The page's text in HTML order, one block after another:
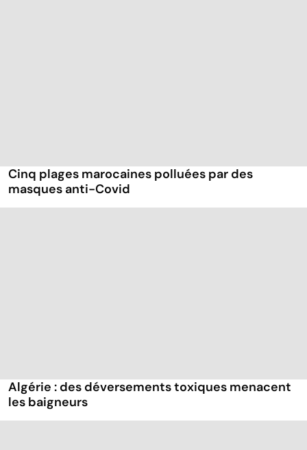
Cinq plages marocaines polluées par des
masques anti-Covid
Algérie : des déversements toxiques menacent
les baigneurs